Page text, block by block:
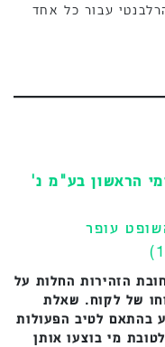
עבור כל אחד
הבינלאומי הראשון בע"מ נ'
עופר
הזהירות החלות על
של לקוח. שאלת
בהתאם לטיב הפעולות
מי בוצעו אותן